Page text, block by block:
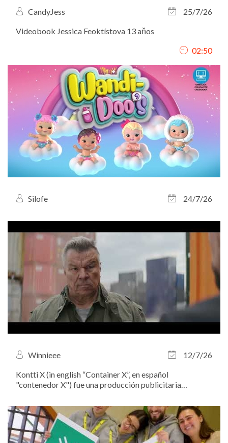
CandyJess
25/7/26
Videobook Jessica Feoktístova 13 aňos
02:50
Silofe 24/7/26
Winnieee
12/7/26
Kontti X (in english “Container X”, en español
"contenedor X") fue una producción publicitaria
finlandesa de electrónica Power. El anuncio consiste en
un branded film (cortometraje publicitario) de 8...